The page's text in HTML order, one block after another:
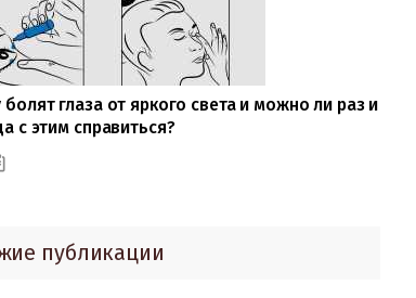
глаза от яркого света и можно ли раз и
с этим справиться?
публикации